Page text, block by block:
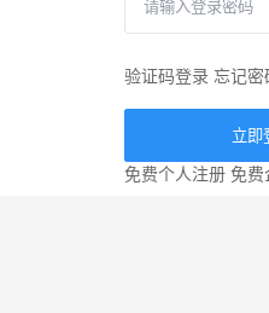
验证码登录 忘记密
立即
免费个人注册 免费